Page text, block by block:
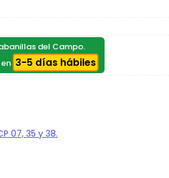
del Campo.
3-5 días hábiles